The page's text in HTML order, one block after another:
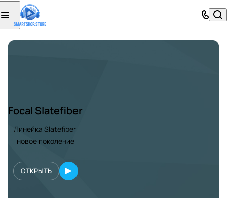
Focal Slatefiber
Линейка Slatefiber
новое поколение
ОТКРЫТЬ